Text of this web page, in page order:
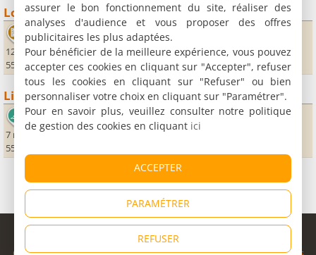
Loisirs
Cinéma Majestic
12, place Chevert
55100 Verdun
Lieux sportifs
Aquadrôme
7 rue du 8 mai 1945
55100 Verdun
© Copyright 1998 - 2026
assurer le bon fonctionnement du site, réaliser des
analyses d'audience et vous proposer des offres
publicitaires les plus adaptées.
Pour bénéficier de la meilleure expérience, vous pouvez
accepter ces cookies en cliquant sur "Accepter", refuser
tous les cookies en cliquant sur "Refuser" ou bien
personnaliser votre choix en cliquant sur "Paramétrer".
Pour en savoir plus, veuillez consulter notre politique
de gestion des cookies en cliquant ici
ACCEPTER
PARAMÉTRER
REFUSER